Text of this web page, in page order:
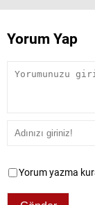
Yorum Yap
Yorum yazma